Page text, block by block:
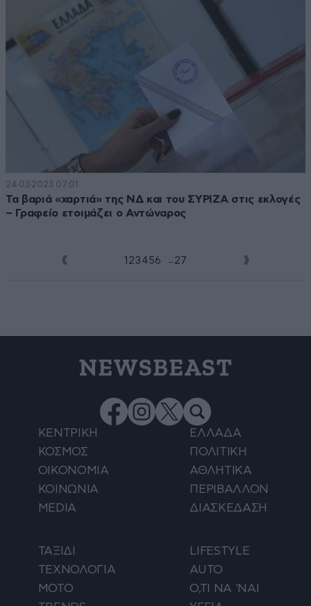
24·03·2023 07:01
Τα βαριά «χαρτιά» της ΝΔ και του ΣΥΡΙΖΑ στις εκλογές
– Γραφείο ετοιμάζει ο Αντώναρος
1 23 4 56 ...27
NEWSBEAST
ΚΕΝΤΡΙΚΗ
ΕΛΛΑΔΑ
ΚΟΣΜΟΣ
ΠΟΛΙΤΙΚΗ
ΟΙΚΟΝΟΜΙΑ
ΑΘΛΗΤΙΚΑ
ΚΟΙΝΩΝΙΑ
ΠΕΡΙΒΑΛΛΟΝ
MEDIA
ΔΙΑΣΚΕΔΑΣΗ
ΤΑΞΙΔΙ
LIFESTYLE
ΤΕΧΝΟΛΟΓΙΑ
AUTO
ΜΟΤΟ
Ο,ΤΙ ΝΑ 'ΝΑΙ